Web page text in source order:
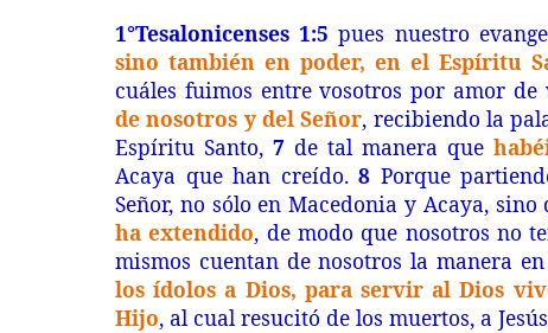
1°Tesalonicenses 1:5 pues nuestro
sino también en poder, en el Espíritu
cuáles fuimos entre vosotros por amor de
de nosotros y del Señor, recibiendo la
Espíritu Santo,7 de tal manera que
Acaya que han creído.8 Porque
Señor, no sólo en Macedonia y Acaya,
ha extendido, de modo que nosotros no
mismos cuentan de nosotros la manera
los ídolos a Dios, para servir al Dios
Hijo, al cual resucitó de los muertos, a